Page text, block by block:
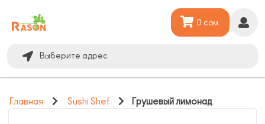
Выберите адрес
0 сом.
Главная Sushi Shef Грушевый лимонад